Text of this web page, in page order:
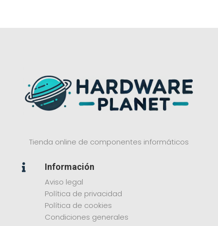
Tienda online de componentes informáticos

Información
Aviso legal
Política de privacidad
Política de cookies
Condiciones generales